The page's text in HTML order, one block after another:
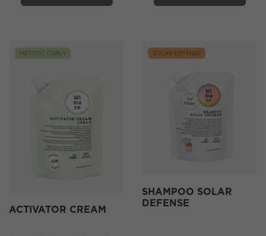
MÉTODO CURLY
ACTIVATOR CREAM
SOLAR DEFENSE
SHAMPOO SOLAR
DEFENSE